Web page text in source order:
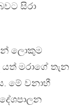
සිරා
ලොකුම
මරාගේ තැන
මේ වනාහී